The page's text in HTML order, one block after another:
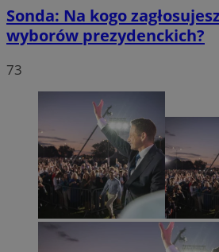
Sonda: Na kogo
wyborów prezydenckich?
73